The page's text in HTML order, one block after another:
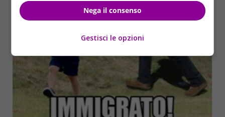
Nega il consenso
Gestisci le opzioni